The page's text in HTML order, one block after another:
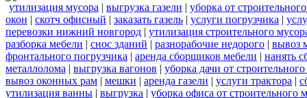
утилизация мусора | выгрузка газели | уборка от
окон | скотч офисный | заказать газель | услуги погрузчика |
перевозки нижний новгород | утилизация строительного
разборка мебели | снос зданий | разнорабочие недорого | вывоз
фронтального погрузчика | аренда сборщиков мебели | нанять
металлолома | выгрузка вагонов | уборка дачи от
вывоз оконных рам | мешки | аренда газели | услуги трактора |
утилизация ванны | выгрузка | уборка офиса от строительного